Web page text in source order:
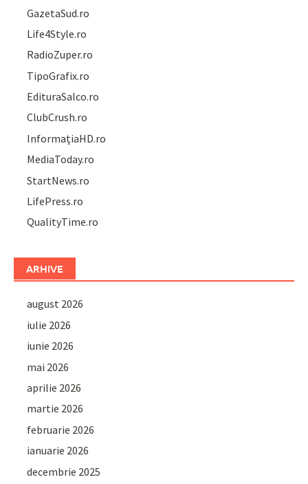
GazetaSud.ro
Life4Style.ro
RadioZuper.ro
TipoGrafix.ro
EdituraSalco.ro
ClubCrush.ro
InformațiaHD.ro
MediaToday.ro
StartNews.ro
LifePress.ro
QualityTime.ro
ARHIVE
august 2026
iulie 2026
iunie 2026
mai 2026
aprilie 2026
martie 2026
februarie 2026
ianuarie 2026
decembrie 2025